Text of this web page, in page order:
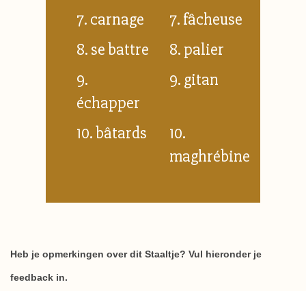
7. carnage
7. fâcheuse
8. se battre
8. palier
9.
échapper
9. gitan
10. bâtards
10.
maghrébine
Staaltjes_respons
Heb je opmerkingen over dit Staaltje? Vul hieronder je
feedback in.